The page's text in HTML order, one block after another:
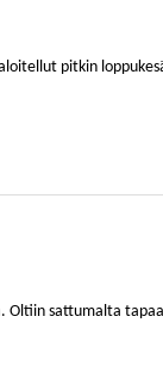
pitkin
Oltiin sattumalta